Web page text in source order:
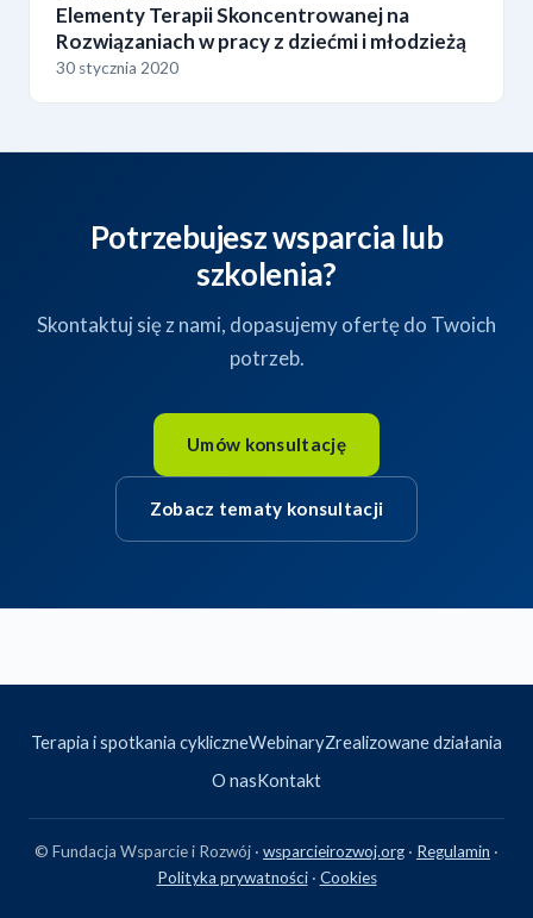
Elementy Terapii Skoncentrowanej na
Rozwiązaniach w pracy z dziećmi i młodzieżą
30 stycznia 2020
Potrzebujesz wsparcia lub
szkolenia?
Skontaktuj się z nami, dopasujemy ofertę do Twoich
potrzeb.
Umów konsultację
Zobacz tematy konsultacji
Terapia i spotkania cykliczneWebinaryZrealizowane działania
O nasKontakt
© Fundacja Wsparcie i Rozwój · wsparcieirozwoj.org · Regulamin ·
Polityka prywatności· Cookies